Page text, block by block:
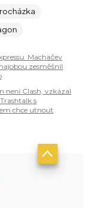
Machačev
zesměšnil
není Clash, vzkázal
s
chce utnout